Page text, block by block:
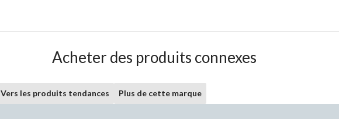
Acheter des produits connexes
Vers les produits tendances Plus de cette marque